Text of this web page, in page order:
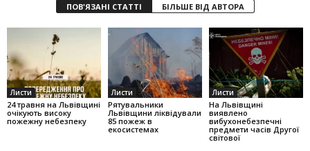
ПОВ'ЯЗАНІ СТАТТІ БІЛЬШЕ ВІД АВТОРА
Листи
24 травня на Львівщині
очікують високу
пожежну небезпеку
Листи
Рятувальники
Львівщини ліквідували
85 пожеж в
екосистемах
Листи
На Львівщині
виявлено
вибухонебезпечні
предмети часів Другої
світової